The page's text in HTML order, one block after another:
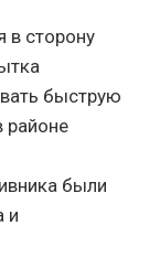
в сторону
быструю
районе
были
и